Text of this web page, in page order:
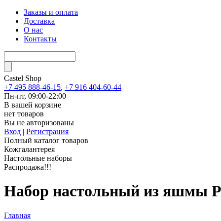
Заказы и оплата
Доставка
О нас
Контакты
Castel Shop
+7 495 888-46-15, +7 916 404-60-44
Пн-пт, 09:00-22:00
В вашей корзине
нет товаров
Вы не авторизованы
Вход | Регистрация
Полный каталог товаров
Кожгалантерея
Настольные наборы
Распродажа!!!
Набор настольный из яшмы
Главная